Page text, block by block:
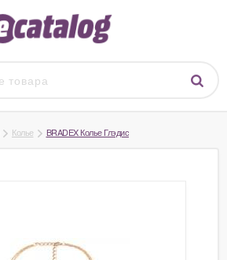
Колье BRADEX Колье Глэдис